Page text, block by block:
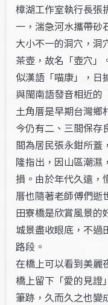
樟湖工作室執行長張
一，湍急河水攜帶砂
大小不一的洞穴，洞
茶壺，故名「壺穴」
似漢語「喵康」，日
與閩南語發音相近的
土角厝是早期台灣鄉
今仍有二、三間保存
間為居民張永鉗所蓋
隆指出，因山區潮濕
損。由於年代久遠，
厝也隨著老師傅們逝
田寮橋是欣賞風景的
城景盡收眼底，不過
路段。
在橋上可以看到美麗
橋上留下「愛的見證
筆跡，久而久之也變